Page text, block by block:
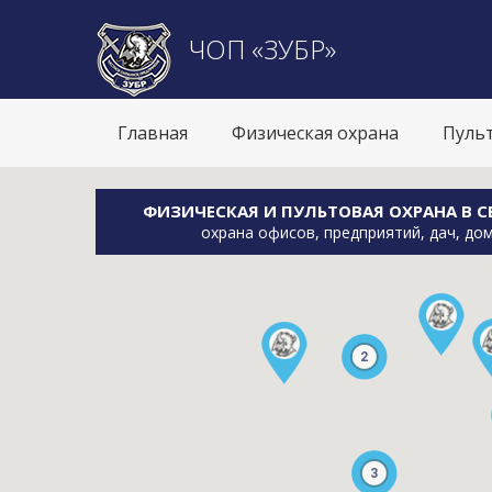
ЧОП «ЗУБР»
Главная Физическая охрана
ФИЗИЧЕСКАЯ И ПУЛЬТОВАЯ ОХРАНА В
охрана офисов, предприятий, дач,
3
2
3
2